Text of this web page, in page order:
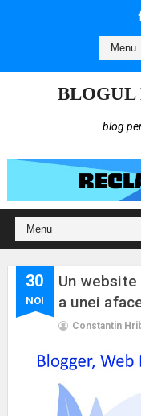
BLOGUL
blog
30
NOI
Un
a unei
Constantin